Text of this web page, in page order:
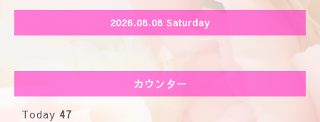
2026.08.08 Saturday
カウンター
Today 47